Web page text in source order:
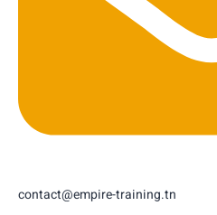
contact@empire-training.tn